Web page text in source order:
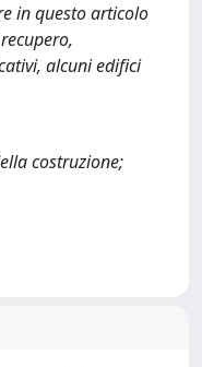
in questo articolo
alcuni edifici
costruzione;